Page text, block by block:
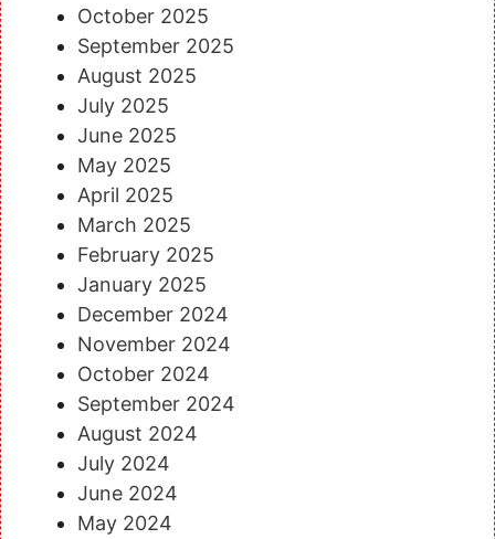
October 2025
September 2025
August 2025
July 2025
June 2025
May 2025
April 2025
March 2025
February 2025
January 2025
December 2024
November 2024
October 2024
September 2024
August 2024
July 2024
June 2024
May 2024